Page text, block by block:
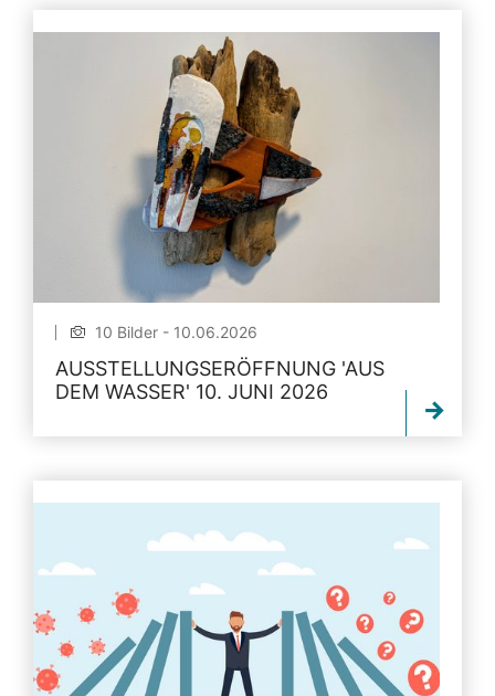
10 Bilder - 10.06.2026
AUSSTELLUNGSERÖFFNUNG 'AUS
DEM WASSER' 10. JUNI 2026